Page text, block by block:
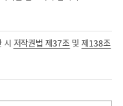
시 저작권법 제37조 및제138조